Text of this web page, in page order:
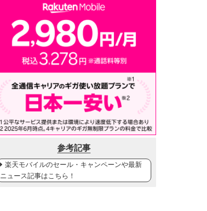
参考記事
楽天モバイルのセール・キャンペーンや最新
ニュース記事はこちら！